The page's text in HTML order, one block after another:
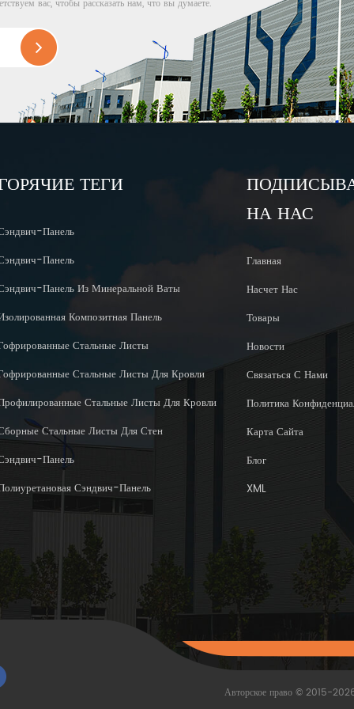
вас, чтобы рассказать нам, что вы думаете.
ТЕГИ
Панель
Панель
Панель Из Минеральной Ваты
Композитная Панель
Стальные Листы
Стальные Листы Для Кровли
Стальные Листы Для Кровли
Стальные Листы Для Стен
Панель
Сэндвич-Панель
НА НАС
Главная
Насчет Нас
Товары
Новости
Связаться С Нами
Политика
Карта Сайта
Блог
XML
Авторское право © 2015-